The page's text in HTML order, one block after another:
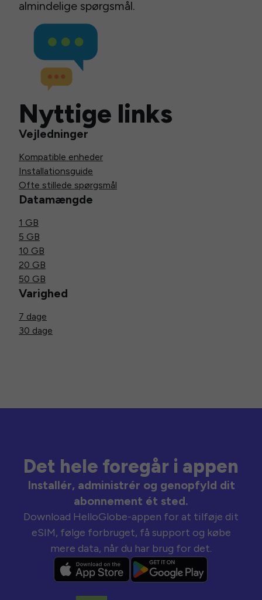
almindelige spørgsmål.
Nyttige links
Vejledninger
Kompatible enheder
Installationsguide
Ofte stillede spørgsmål
Datamængde
1 GB
5 GB
10 GB
20 GB
50 GB
Varighed
7 dage
30 dage
Det hele foregår i appen
Installér, administrér og genopfyld dit
abonnement ét sted.
Download HelloGlobe-appen for at tilføje dit
eSIM, følge forbruget, få support og købe
mere data, når du har brug for det.